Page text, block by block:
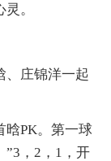
。
庄锦洋一起
PK。第一球
”3，2，1，开